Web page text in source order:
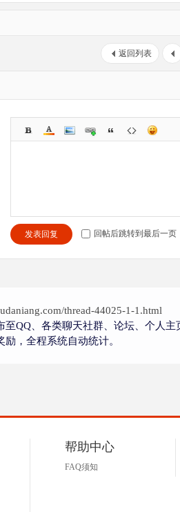
返回列表
发表回复 回帖后跳转到最后一页
thread-44025-1-1.html
至QQ、各类聊天社群、论坛、个人
，全程系统自动统计。
帮助中心
FAQ须知